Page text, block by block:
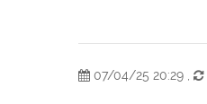
07/04/25 20:29